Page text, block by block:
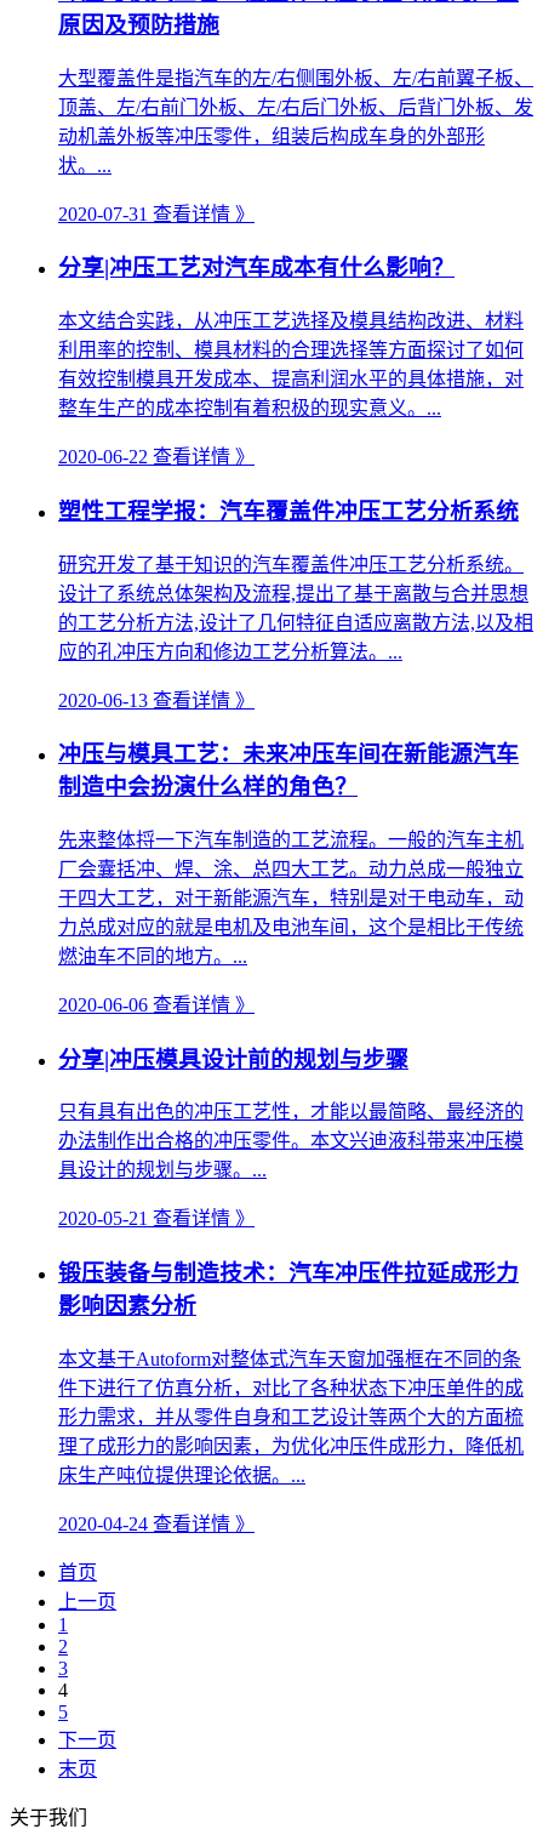
原因及预防措施
大型覆盖件是指汽车的左/右侧围外板、左/右前翼子板、
顶盖、左/右前门外板、左/右后门外板、后背门外板、发
动机盖外板等冲压零件，组装后构成车身的外部形
状。...
2020-07-31 查看详情 》
分享|冲压工艺对汽车成本有什么影响？
本文结合实践，从冲压工艺选择及模具结构改进、材料
利用率的控制、模具材料的合理选择等方面探讨了如何
有效控制模具开发成本、提高利润水平的具体措施，对
整车生产的成本控制有着积极的现实意义。...
2020-06-22 查看详情 》
塑性工程学报：汽车覆盖件冲压工艺分析系统
研究开发了基于知识的汽车覆盖件冲压工艺分析系统。
设计了系统总体架构及流程,提出了基于离散与合并思想
的工艺分析方法,设计了几何特征自适应离散方法,以及相
应的孔冲压方向和修边工艺分析算法。...
2020-06-13 查看详情 》
冲压与模具工艺：未来冲压车间在新能源汽车
制造中会扮演什么样的角色？
先来整体捋一下汽车制造的工艺流程。一般的汽车主机
厂会囊括冲、焊、涂、总四大工艺。动力总成一般独立
于四大工艺，对于新能源汽车，特别是对于电动车，动
力总成对应的就是电机及电池车间，这个是相比于传统
燃油车不同的地方。...
2020-06-06 查看详情 》
分享|冲压模具设计前的规划与步骤
只有具有出色的冲压工艺性，才能以最简略、最经济的
办法制作出合格的冲压零件。本文兴迪液科带来冲压模
具设计的规划与步骤。...
2020-05-21 查看详情 》
锻压装备与制造技术：汽车冲压件拉延成形力
影响因素分析
本文基于Autoform对整体式汽车天窗加强框在不同的条
件下进行了仿真分析，对比了各种状态下冲压单件的成
形力需求，并从零件自身和工艺设计等两个大的方面梳
理了成形力的影响因素，为优化冲压件成形力，降低机
床生产吨位提供理论依据。...
2020-04-24 查看详情 》
首页
上一页
1
2
3
4
5
下一页
末页
关于我们